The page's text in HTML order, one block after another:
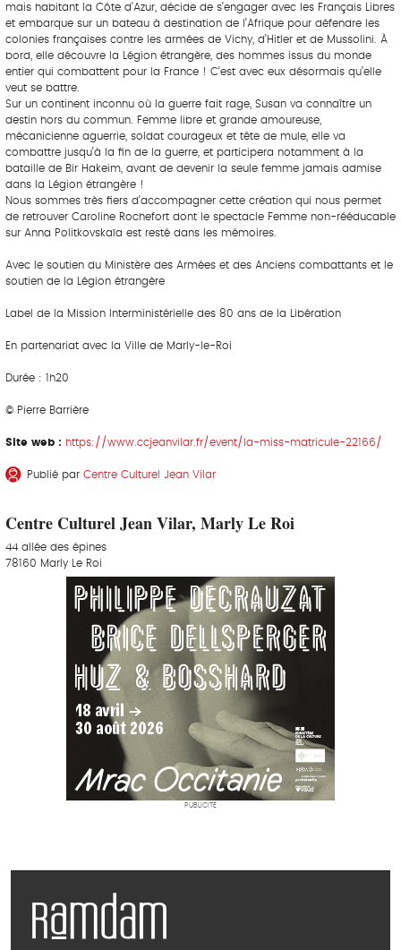
mais habitant la Côte d’Azur, décide de s’engager avec les Français Libres
et embarque sur un bateau à destination de l’Afrique pour défendre les
colonies françaises contre les armées de Vichy, d’Hitler et de Mussolini. À
bord, elle découvre la Légion étrangère, des hommes issus du monde
entier qui combattent pour la France ! C’est avec eux désormais qu’elle
veut se battre.
Sur un continent inconnu où la guerre fait rage, Susan va connaître un
destin hors du commun. Femme libre et grande amoureuse,
mécanicienne aguerrie, soldat courageux et tête de mule, elle va
combattre jusqu’à la fin de la guerre, et participera notamment à la
bataille de Bir Hakeim, avant de devenir la seule femme jamais admise
dans la Légion étrangère !
Nous sommes très fiers d’accompagner cette création qui nous permet
de retrouver Caroline Rochefort dont le spectacle Femme non-rééducable
sur Anna Politkovskaïa est resté dans les mémoires.
Avec le soutien du Ministère des Armées et des Anciens combattants et le
soutien de la Légion étrangère
Label de la Mission Interministérielle des 80 ans de la Libération
En partenariat avec la Ville de Marly-le-Roi
Durée : 1h20
© Pierre Barrière
Site web : https://www.ccjeanvilar.fr/event/la-miss-matricule-22166/
Publié par Centre Culturel Jean Vilar
Centre Culturel Jean Vilar, Marly Le Roi
44 allée des épines
78160 Marly Le Roi
PUBLICITÉ